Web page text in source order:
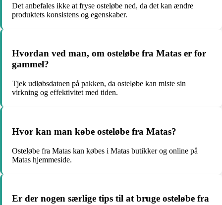
Det anbefales ikke at fryse osteløbe ned, da det kan ændre
produktets konsistens og egenskaber.
Hvordan ved man, om osteløbe fra Matas er for
gammel?
Tjek udløbsdatoen på pakken, da osteløbe kan miste sin
virkning og effektivitet med tiden.
Hvor kan man købe osteløbe fra Matas?
Osteløbe fra Matas kan købes i Matas butikker og online på
Matas hjemmeside.
Er der nogen særlige tips til at bruge osteløbe fra